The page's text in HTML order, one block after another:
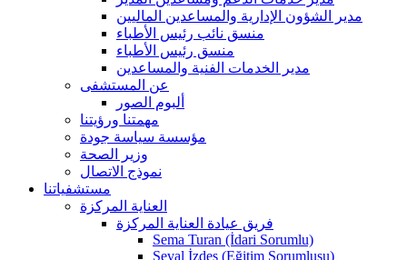
مدير الشؤون الإدارية والمساعدين الماليين
منسق نائب رئيس الأطباء
منسق رئيس الأطباء
مدير الخدمات الفنية والمساعدين
عن المستشفى
ألبوم الصور
مهمتنا ورؤيتنا
مؤسسة سياسة جودة
وزير الصحة
نموذج الاتصال
مستشفياتنا
العناية المركزة
فريق عيادة العناية المركزة
Sema Turan (İdari Sorumlu)
Seval İzdeş (Eğitim Sorumlusu)